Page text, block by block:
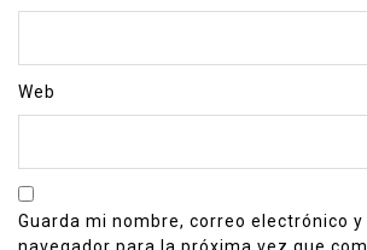
Web
Guarda mi nombre, correo electrónico y